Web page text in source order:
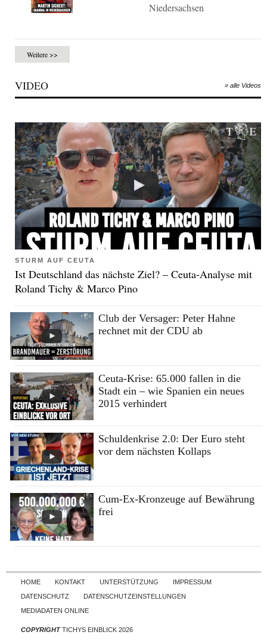
Niedersachsen
Weitere >>
VIDEO » alle Videos
STURM AUF CEUTA
Ist Deutschland das nächste Ziel? – Ceuta-Analyse mit
Roland Tichy & Marco Pino
Club der Versager: Peter Hahne
rechnet mit der CDU ab
Ceuta-Krise: 65.000 fallen in die
Stadt ein – wie Spanien ein neues
2015 verhindert
Schuldenkrise 2.0: Der Euro steht
vor dem nächsten Kollaps
Cum-Ex-Kronzeuge auf Bewährung
frei
Skip to content
HOME KONTAKT UNTERSTÜTZUNG
IMPRESSUM
DATENSCHUTZ
DATENSCHUTZEINSTELLUNGEN
MEDIADATEN ONLINE
COPYRIGHTTICHYS EINBLICK 2026